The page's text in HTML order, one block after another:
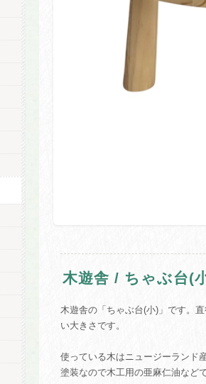
木遊舎 / ちゃぶ台(
木遊舎の「ちゃぶ台(小)」です。
い大きさです。
使っている木はニュージーランド
塗装なので木工用の亜麻仁油など